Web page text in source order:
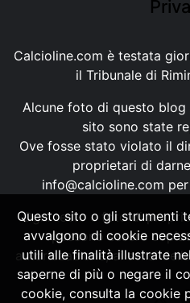
Calcioline.com è testata
il Tribunale di
Alcune foto di questo
sito sono state
Ove fosse stato violato il
proprietari di
info@calcioline.com
Ogni testo e foto di
possono essere
autorizzazione, ai sensi
Questo sito o gli strumenti
avvalgono di cookie
utili alle finalità illustrate
saperne di più o negare il
cookie, consulta la cookie